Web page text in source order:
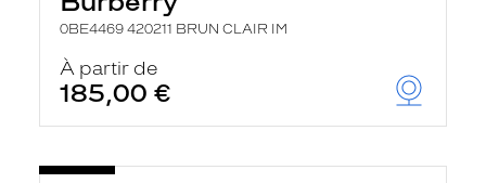
0BE4469 420211 BRUN CLAIR IM
À partir de
185,00 €